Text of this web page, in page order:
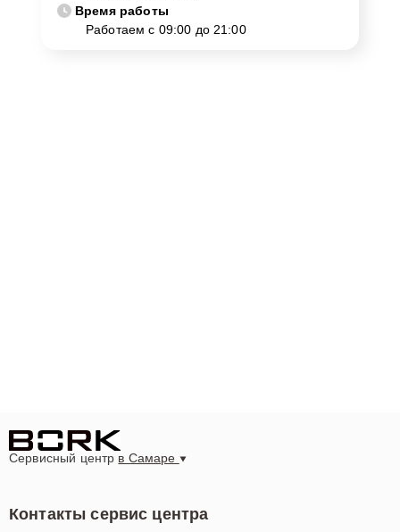
Время работы
Работаем с 09:00 до 21:00
Сервисный центр в Самаре
Контакты сервис центра